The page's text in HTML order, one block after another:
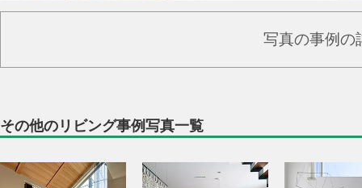
写真の事例の
その他のリビング事例写真一覧